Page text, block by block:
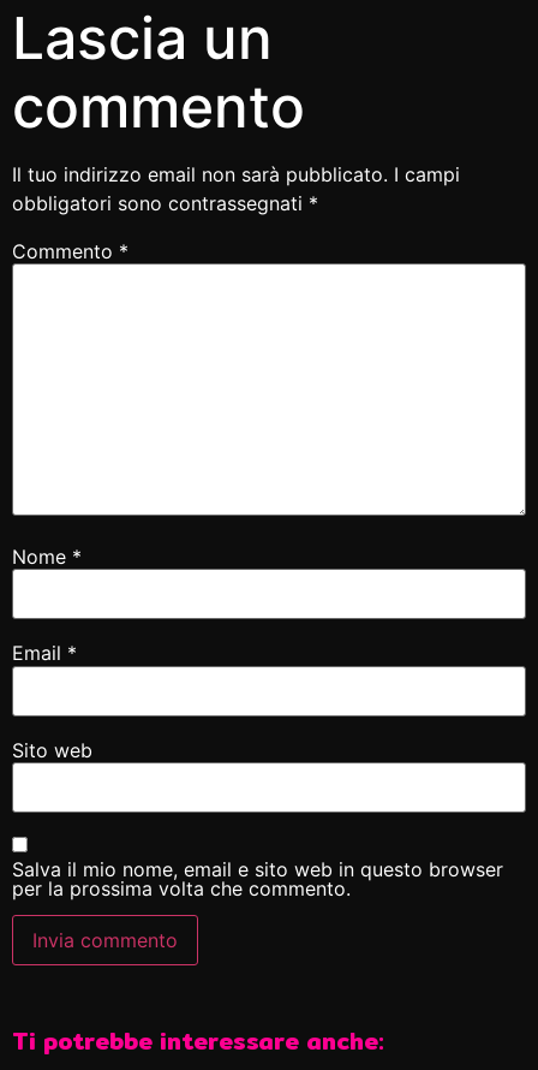
Lascia un
commento
Il tuo indirizzo email non sarà pubblicato. I campi
obbligatori sono contrassegnati *
Commento *
Nome *
Email *
Sito web
Salva il mio nome, email e sito web in questo browser
per la prossima volta che commento.
Ti potrebbe interessare anche: